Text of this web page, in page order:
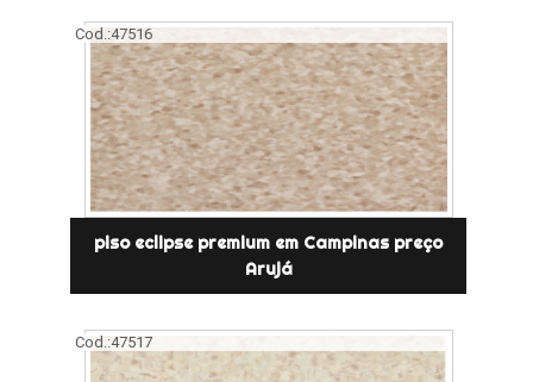
Cod.:47516
piso eclipse premium em Campinas preço
Arujá
Cod.:47517